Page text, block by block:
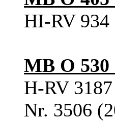
HI-RV 934
MB O 530
H-RV
Nr. 3506